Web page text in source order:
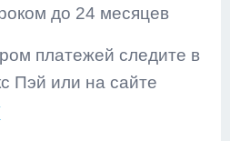
до 24 месяцев
платежей следите в
Пэй или на сайте